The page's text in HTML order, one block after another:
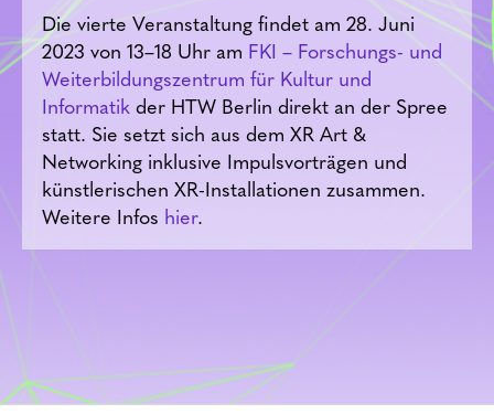
Die vierte Veranstaltung findet am 28. Juni
2023 von 13–18 Uhr am FKI – Forschungs- und
Weiterbildungszentrum für Kultur und
Informatikder HTW Berlin direkt an der Spree
statt. Sie setzt sich aus dem XR Art &
Networking inklusive Impulsvorträgen und
künstlerischen XR-Installationen zusammen.
Weitere Infos hier.